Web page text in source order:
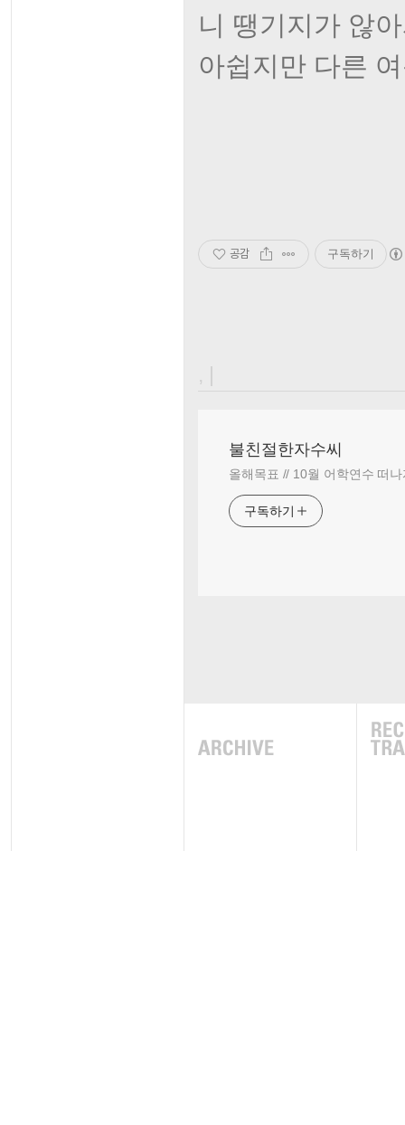
니 땡기지가 않
아쉽지만 다른
공감 구독하기
, |
불친절한자수씨
올해목표 // 10월 어학연수 떠나
구독하기